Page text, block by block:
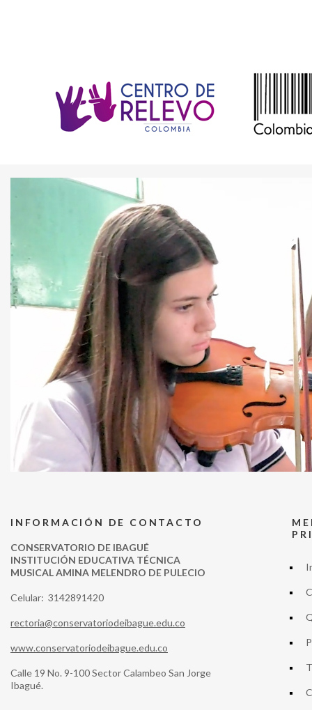
INFORMACIÓN DE CONTACTO
CONSERVATORIO DE IBAGUÉ
INSTITUCIÓN EDUCATIVA TÉCNICA
MUSICAL AMINA MELENDRO DE PULECIO
Celular: 3142891420
rectoria@conservatoriodeibague.edu.co
www.conservatoriodeibague.edu.co
Calle 19 No. 9-100 Sector Calambeo San Jorge
Ibagué.